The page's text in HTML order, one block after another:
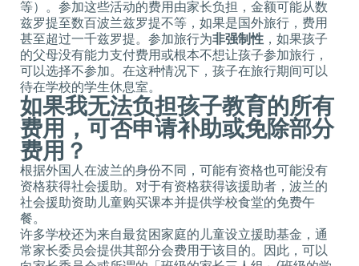
等）。参加这些活动的费用由家长负担，金额可能从数
兹罗提至数百波兰兹罗提不等，如果是国外旅行，费用
甚至超过一千兹罗提。参加旅行为非强制性 ，如果孩子
的父母没有能力支付费用或根本不想让孩子参加旅行，
可以选择不参加。在这种情况下，孩子在旅行期间可以
待在学校的学生休息室。
如果我无法负担孩子教育的所有
费用，可否申请补助或免除部分
费用？
根据外国人在波兰的身份不同，可能有资格也可能没有
资格获得社会援助。对于有资格获得该援助者，波兰的
社会援助资助儿童购买课本并提供学校食堂的免费午
餐。
许多学校还为来自最贫困家庭的儿童设立援助基金，通
常家长委员会提供其部分会费用于该目的。因此，可以